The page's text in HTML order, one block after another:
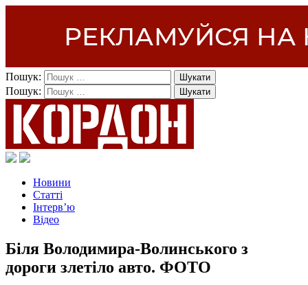
Пошук:
Пошук:
Новини
Статті
Інтерв’ю
Відео
Біля Володимира-Волинського з
дороги злетіло авто. ФОТО